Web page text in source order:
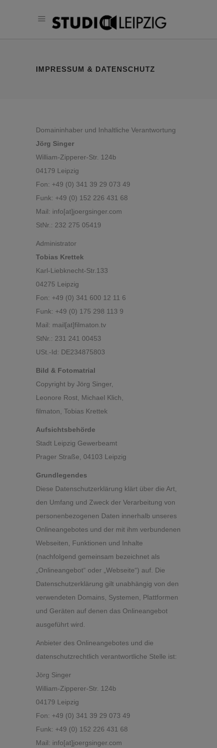
IMPRESSUM & DATENSCHUTZ
Domaininhaber und Inhaltliche Verantwortung
Jörg Singer
William-Zipperer-Str. 124b
04179 Leipzig
Fon: +49 (0) 341 39 29 073 49
Funk: +49 (0) 152 226 431 68
Mail: info[at]joergsinger.com
StNr.: 232 275 05419
Administrator
Tobias Krettek
Karl-Liebknecht-Str.133
04275 Leipzig
Fon: +49 (0) 341 600 12 11 6
Funk: +49 (0) 175 298 113 9
Mail: mail[at]filmaton.tv
StNr.: 231 241 00453
USt.-Id: DE234875803
Bild & Fotomatrial
Copyright by Jörg Singer,
Leonore Rost, Michael Klich,
filmaton, Tobias Krettek
Aufsichtsbehörde
Stadt Leipzig Gewerbeamt
Prager Straße, 04103 Leipzig
Grundlegendes
Diese Datenschutzerklärung klärt über die Art,
den Umfang und Zweck der Verarbeitung von
personenbezogenen Daten innerhalb unseres
Onlineangebotes und der mit ihm verbundenen
Webseiten, Funktionen und Inhalte
(nachfolgend gemeinsam bezeichnet als
„Onlineangebot“ oder „Webseite“) auf. Die
Datenschutzerklärung gilt unabhängig von den
verwendeten Domains, Systemen, Plattformen
und Geräten auf denen das Onlineangebot
ausgeführt wird.
Anbieter des Onlineangebotes und die
datenschutzrechtlich verantwortliche Stelle ist:
Jörg Singer
William-Zipperer-Str. 124b
04179 Leipzig
Fon: +49 (0) 341 39 29 073 49
Funk: +49 (0) 152 226 431 68
Mail: info[at]joergsinger.com